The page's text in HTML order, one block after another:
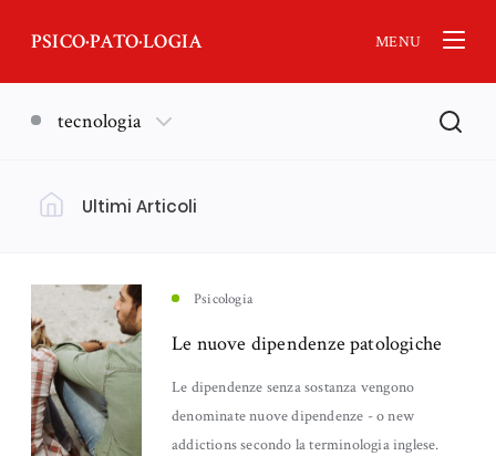
PSICO·PATO·LOGIA MENU
tecnologia
Filtra per Argomento
Psicologia (18)
Nankurunaisa - Psicologia Orientale (13) Lutto (11)
Neuroscienze Emozioni (5)
Ultimi Articoli
Psicologia
Le nuove dipendenze patologiche
Le dipendenze senza sostanza vengono
denominate nuove dipendenze - o new
addictions secondo la terminologia inglese.